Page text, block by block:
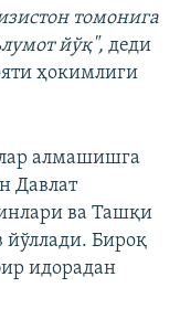
томонига
йўқ", деди
ҳокимлиги
алмашишга
Давлат
ва Ташқи
йўллади. Бироқ
идорадан